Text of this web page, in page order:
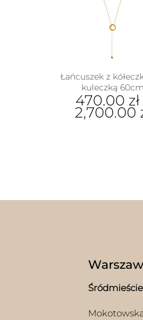
Łańcuszek z
kuleczką 60cm
470.00 zł
2,700.00
można
Śródmieście